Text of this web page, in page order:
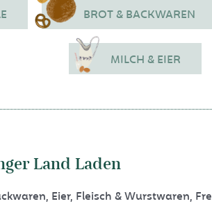
BROT & BACKWAREN
MILCH & EIER
Land Laden
, Eier, Fleisch & Wurstwaren,